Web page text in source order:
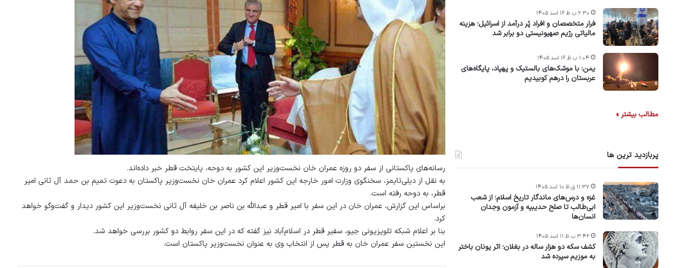
رسانه‌های پاکستانی از سفر دو روزه عمران خان نخست‌وزیر این کشور به دوحه، پایتخت قطر خبر داده‌اند.
به نقل از دیلی‌تایمز، سخنگوی وزارت امور خارجه این کشور اعلام کرد عمران خان نخست‌وزیر پاکستان به دعوت تمیم بن حمد آل ثانی امیر
قطر، به دوحه رفته است.
براساس این گزارش، عمران خان در این سفر با امیر قطر و عبدالله بن ناصر بن خلیفه آل ثانی نخست‌وزیر این کشور دیدار و گفت‌وگو خواهد
کرد.
بنا بر اعلام شبکه تلویزیونی جیو، سفیر قطر در اسلام‌آباد نیز گفته که در این سفر روابط دو کشور بررسی خواهد شد.
این نخستین سفر عمران خان به قطر پس از انتخاب وی به عنوان نخست‌وزیر پاکستان است.
فرار متخصصان و افراد پُر درآمد از اسرائیل؛ هزینه
مالیاتی رژیم صهیونیستی دو برابر شد
۲:۳۰ ب.ظ ۱۶ اسد ۱۴۰۵
یمن: با موشک‌های بالستیک و پهپاد، پایگاه‌های
عربستان را درهم کوبیدیم
۱:۰۴ ب.ظ ۱۶ اسد ۱۴۰۵
مطالب بیشتر »
پربازدید ترین ها
غزه و درس‌های ماندگار تاریخ اسلام؛ از شعب
ابی‌طالب تا صلح حدیبیه و آزمون وجدان
انسان‌ها
۱۱:۳۷ ق.ظ ۱۰ اسد ۱۴۰۵
کشف سکه دو هزار ساله در بغلان؛ اثر یونان باختر
به موزیم سپرده شد
۳:۴۲ ب.ظ ۱۱ اسد ۱۴۰۵